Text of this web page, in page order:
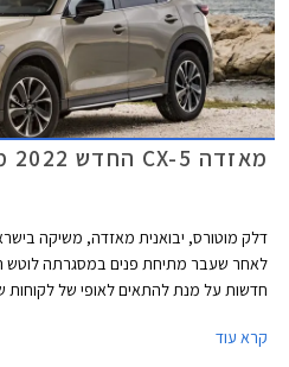
מאזדה CX-5 החדש 2022 מושק בישראל
לאחר שעבר מתיחת פנים במסגרתה לוטש
חדשות על מנת להתאים לאופי של לקוחות
אף הם לחותמת תאורה חדשה ולמבחר
קרא עוד